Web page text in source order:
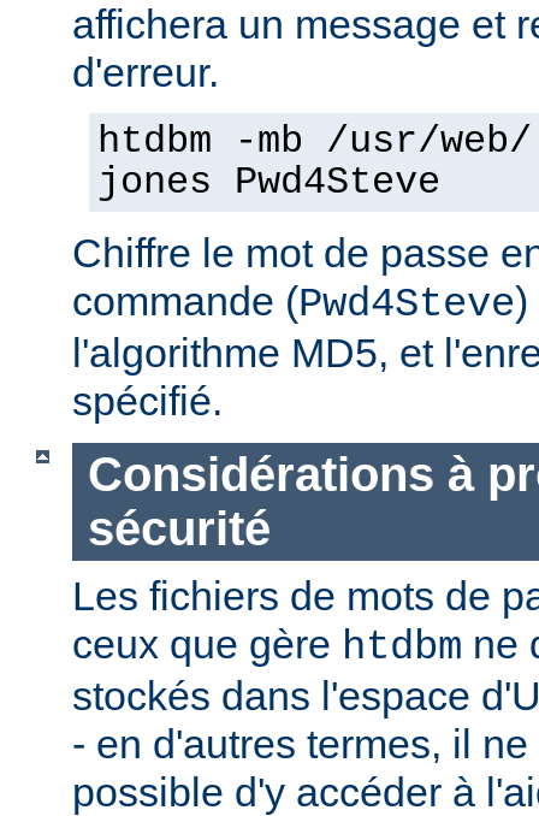
affichera un message et
d'erreur.
htdbm -mb /usr/
jones Pwd4Steve
Chiffre le mot de passe
commande (Pwd4Steve)
l'algorithme MD5, et
spécifié.
Considérations à
sécurité
Les fichiers de mots de
ceux que gère htdbm ne
stockés dans l'espace
- en d'autres termes, il
possible d'y accéder à